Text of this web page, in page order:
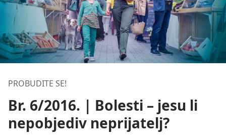
PROBUDITE SE!
Br. 6/2016. | Bolesti – jesu li
nepobjediv neprijatelj?